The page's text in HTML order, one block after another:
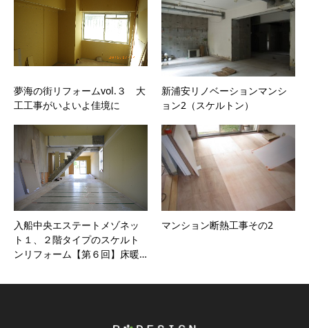
夢海の街リフォームvol.３ 大
工工事がいよいよ佳境に
新浦安リノベーションマンシ
ョン2（スケルトン）
入船中央エステートメゾネッ
ト１、２階タイプのスケルト
ンリフォーム【第６回】床暖…
マンション断熱工事その2